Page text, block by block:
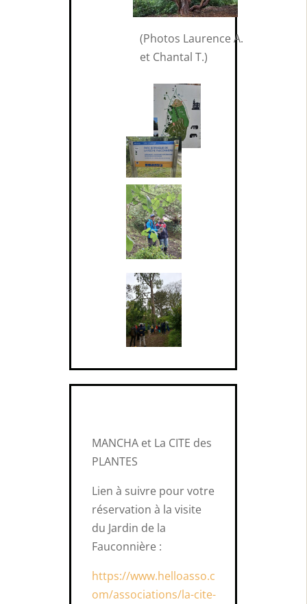
(Photos Laurence A.
et Chantal T.)
MANCHA et La CITE des
PLANTES
Lien à suivre pour votre
réservation à la visite
du Jardin de la
Fauconnière :
https://www.helloasso.c
om/associations/la-cite-